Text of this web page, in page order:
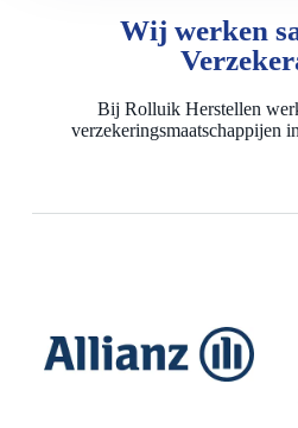
Wij werken
Bij Rolluik Herstellen
verzekeringsmaatschappijen